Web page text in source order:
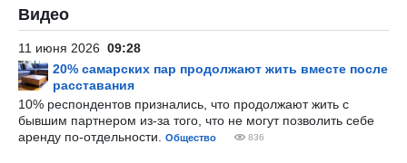
Видео
11 июня 2026 09:28
20% самарских пар продолжают жить вместе после
расставания
10% респондентов признались, что продолжают жить с
бывшим партнером из-за того, что не могут позволить себе
аренду по-отдельности.
Общество 836